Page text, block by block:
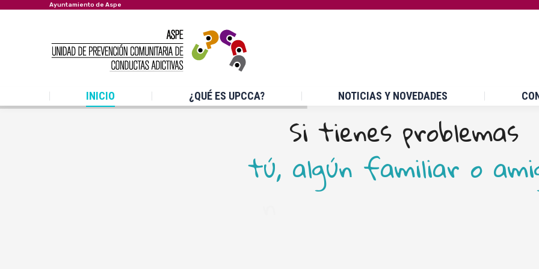
Ayuntamiento de Aspe
INICIO ¿QUÉ ES UPCCA? NOTICIAS Y NOVEDADES
Si tienes problemas
tú, algún familiar o ami
ud